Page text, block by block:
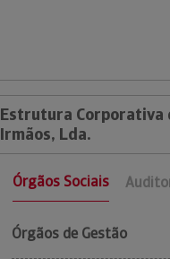
Estrutura Corporativa
Irmãos, Lda.
Órgãos Sociais
Órgãos de Gestão